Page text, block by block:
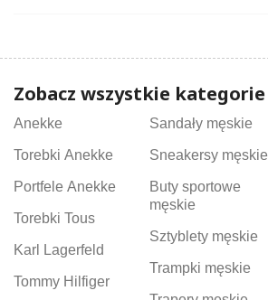
Zobacz wszystkie kategorie
Anekke
Torebki Anekke
Portfele Anekke
Torebki Tous
Karl Lagerfeld
Tommy Hilfiger
Sandały męskie
Sneakersy męskie
Buty sportowe
męskie
Sztyblety męskie
Trampki męskie